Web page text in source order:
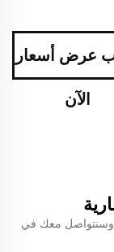
عرض أسعار
الآن
وسنتواصل معك في